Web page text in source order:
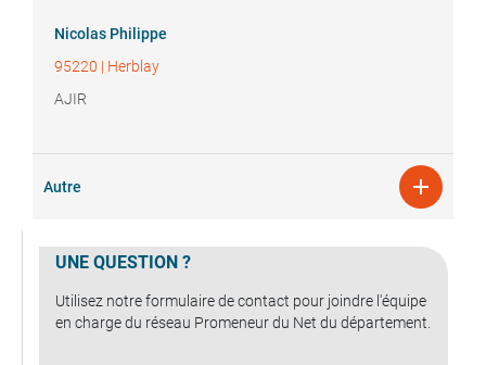
Nicolas Philippe
95220 | Herblay
AJIR
Autre 
UNE QUESTION ?
Utilisez notre formulaire de contact pour joindre l'équipe
en charge du réseau Promeneur du Net du département.